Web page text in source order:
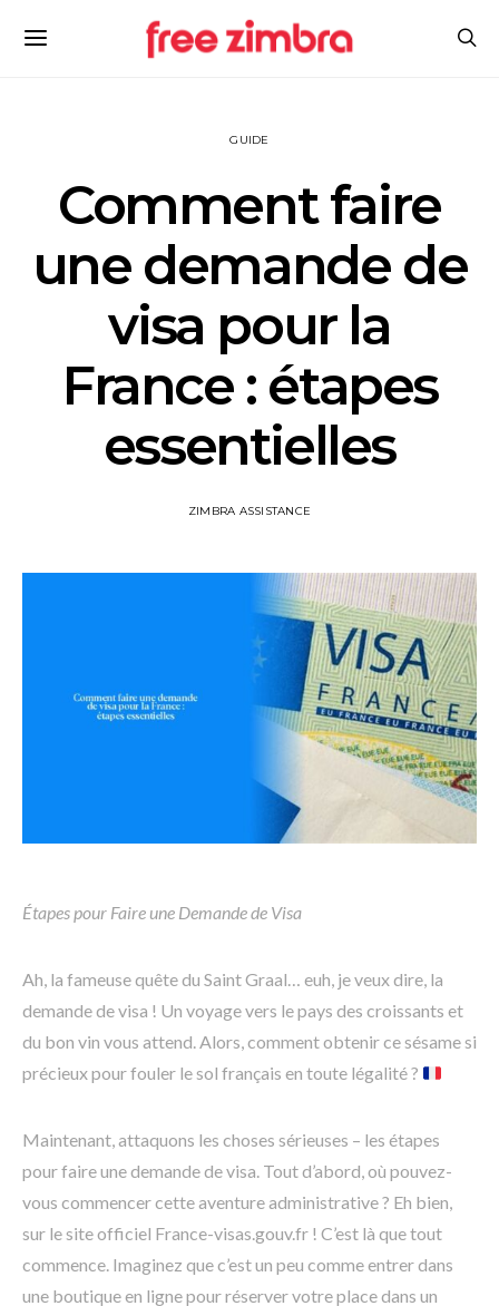
GUIDE
Comment faire
une demande de
visa pour la
France : étapes
essentielles
ZIMBRA ASSISTANCE
Étapes pour Faire une Demande de Visa
Ah, la fameuse quête du Saint Graal… euh, je veux dire, la
demande de visa ! Un voyage vers le pays des croissants et
du bon vin vous attend. Alors, comment obtenir ce sésame si
précieux pour fouler le sol français en toute légalité ?
Maintenant, attaquons les choses sérieuses – les étapes
pour faire une demande de visa. Tout d’abord, où pouvez-
vous commencer cette aventure administrative ? Eh bien,
sur le site officiel France-visas.gouv.fr ! C’est là que tout
commence. Imaginez que c’est un peu comme entrer dans
une boutique en ligne pour réserver votre place dans un